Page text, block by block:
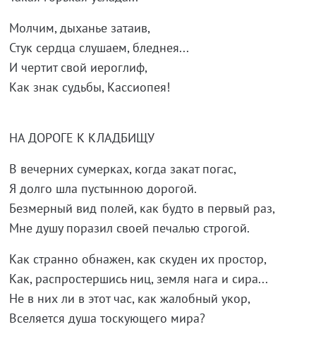
Молчим, дыханье затаив,
Стук сердца слушаем, бледнея...
И чертит свой иероглиф,
Как знак судьбы, Кассиопея!
НА ДОРОГЕ К КЛАДБИЩУ
В вечерних сумерках, когда закат погас,
Я долго шла пустынною дорогой.
Безмерный вид полей, как будто в первый раз,
Мне душу поразил своей печалью строгой.
Как странно обнажен, как скуден их простор,
Как, распростершись ниц, земля нага и сира...
Не в них ли в этот час, как жалобный укор,
Вселяется душа тоскующего мира?